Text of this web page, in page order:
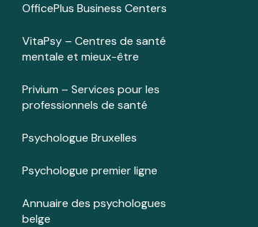
OfficePlus Business Centers
VitaPsy – Centres de santé
mentale et mieux-être
Privium – Services pour les
professionnels de santé
Psychologue Bruxelles
Psychologue premier ligne
Annuaire des psychologues
belge